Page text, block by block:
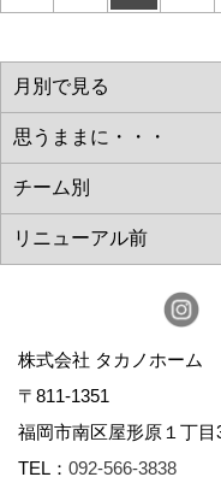
株式会社 タカノホーム
〒811-1351
福岡市南区屋形原１丁
TEL： 092-566-3838